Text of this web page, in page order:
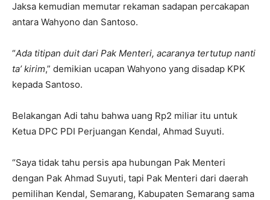
Jaksa kemudian memutar rekaman sadapan percakapan
antara Wahyono dan Santoso.
“Ada titipan duit dari Pak Menteri, acaranya tertutup nanti
ta’ kirim,” demikian ucapan Wahyono yang disadap KPK
kepada Santoso.
Belakangan Adi tahu bahwa uang Rp2 miliar itu untuk
Ketua DPC PDI Perjuangan Kendal, Ahmad Suyuti.
“Saya tidak tahu persis apa hubungan Pak Menteri
dengan Pak Ahmad Suyuti, tapi Pak Menteri dari daerah
pemilihan Kendal, Semarang, Kabupaten Semarang sama